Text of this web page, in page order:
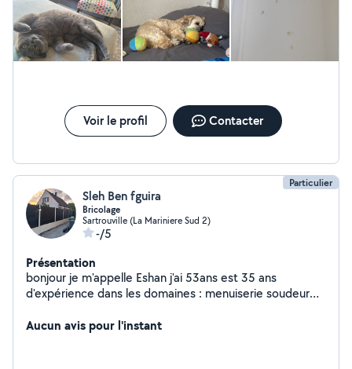
Voir le profil Contacter
Particulier
Sleh Ben fguira
Bricolage
Sartrouville (La Mariniere Sud 2)
-/5
Présentation
bonjour je m'appelle Eshan j'ai 53ans est 35 ans
d'expérience dans les domaines : menuiserie soudeur
Aucun avis pour l'instant